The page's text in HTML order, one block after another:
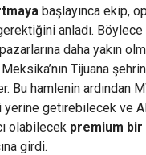
başlayınca ekip,
anladı. Böylece
daha yakın
Tijuana
Bu hamlenin ardından
getirebilecek ve
olabilecek premium
girdi.